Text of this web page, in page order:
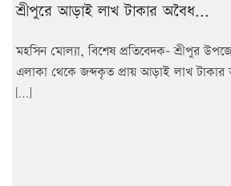
শ্রীপুরে আড়াই লাখ টাকার অবৈধ...
মহসিন মোল্যা, বিশেষ প্রতিবেদক- শ্রীপুর
এলাকা থেকে জব্দকৃত প্রায় আড়াই লাখ টাকার
[…]